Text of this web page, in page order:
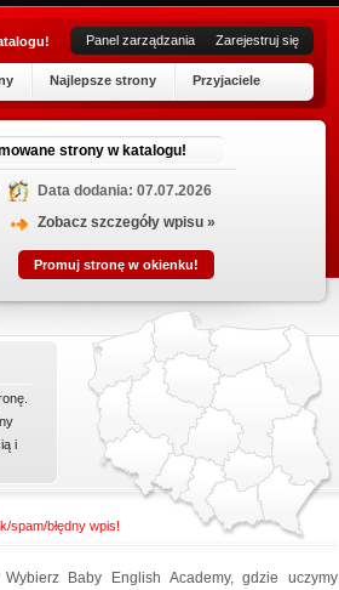
Panel zarządzania Zarejestruj się
Najlepsze strony Przyjaciele
strony w katalogu!
Data dodania: 07.07.2026
Zobacz szczegóły wpisu »
Promuj stronę w okienku!
i
spam/błędny wpis!
Baby English Academy, gdzie uczymy